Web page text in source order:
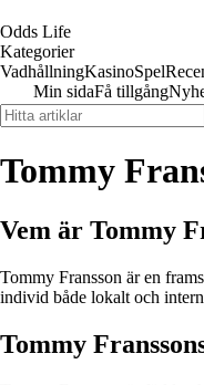
Odds Life
Kategorier
VadhållningKasinoSpel
Min sidaFå tillgång
Tommy
Vem är Tommy
Tommy Fransson är en
individ både lokalt och
Tommy